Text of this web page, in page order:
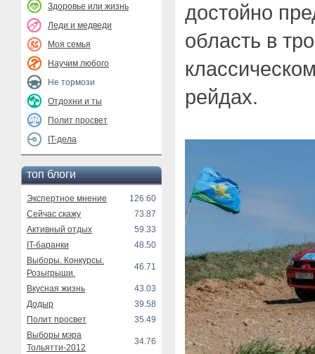
Здоровье или жизнь
Леди и медведи
Моя семья
Научим любого
Не тормози
Отдохни и ты
Полит просвет
IT-дела
топ блоги
Экспертное мнение
126.60
Сейчас скажу
73.87
Активный отдых
59.33
IT-баранки
48.50
Выборы. Конкурсы.
Розыгрыши.
46.71
Вкусная жизнь
43.03
Додыр
39.58
Полит просвет
35.49
Выборы мэра
Тольятти-2012
34.76
достойно
область в
рейдах.